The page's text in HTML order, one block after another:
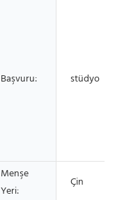
Başvuru: stüdyo
Menşe
Yeri:
Çin